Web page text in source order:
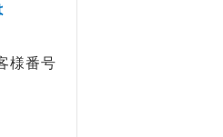
様番号